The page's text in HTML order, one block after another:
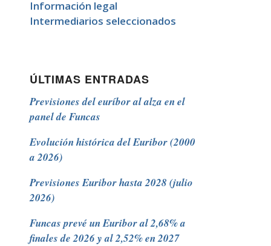
Información legal
Intermediarios seleccionados
ÚLTIMAS ENTRADAS
Previsiones del euríbor al alza en el
panel de Funcas
Evolución histórica del Euribor (2000
a 2026)
Previsiones Euribor hasta 2028 (julio
2026)
Funcas prevé un Euribor al 2,68% a
finales de 2026 y al 2,52% en 2027